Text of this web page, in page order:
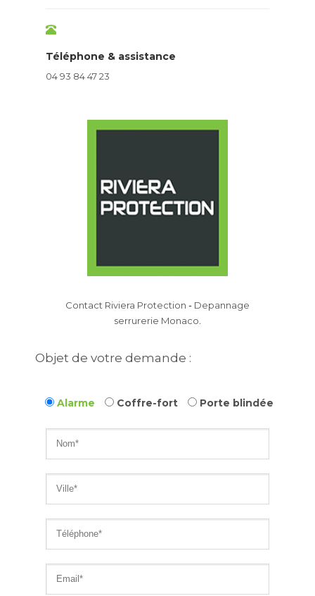
Téléphone & assistance
04 93 84 47 23
Contact Riviera Protection - Depannage
serrurerie Monaco
Objet de votre demande :
Alarme Coffre-fort Porte blindée